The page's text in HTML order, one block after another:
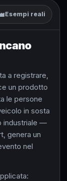
Esempi reali
a registrare,
un prodotto
le persone
in sosta
industriale —
genera un
nel